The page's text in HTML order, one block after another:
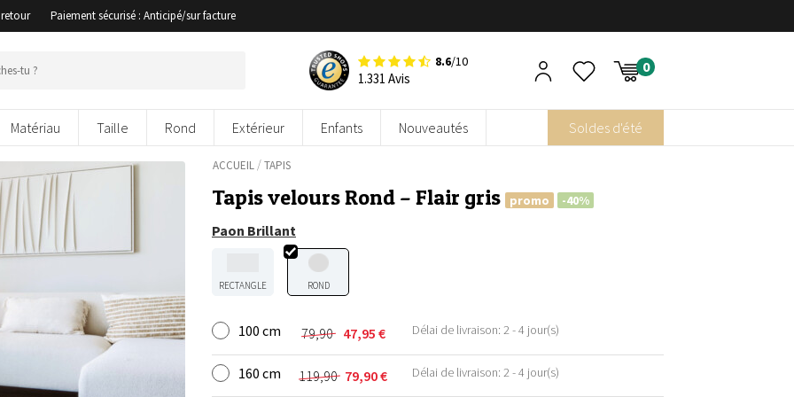
Paiement sécurisé : Anticipé/sur facture
8.6/10
1.331 Avis
Matériau Taille Rond Extérieur Enfants Nouveautés Soldes d'été
ACCUEIL/TAPIS
Tapis velours Rond – Flair gris promo -40%
Paon Brillant
RECTANGLE ROND
100 cm 79,90
Le
prix
initial
47,95 €
Le
prix
actuel
Délai de livraison: 2 - 4 jour(s)
160 cm 119,90
Le 79,90€
Le Délai de livraison: 2 - 4 jour(s)